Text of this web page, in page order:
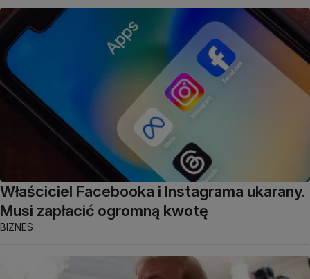
Właściciel Facebooka i Instagrama ukarany.
Musi zapłacić ogromną kwotę
BIZNES